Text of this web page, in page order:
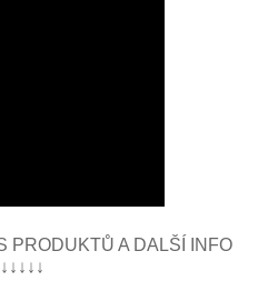
PRODUKTŮ A DALŠÍ INFO